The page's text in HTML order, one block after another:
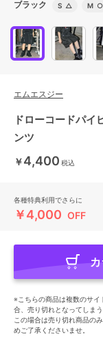
ブラック S △ M ○
エムエスジー
ドローコードパイ
ンツ
￥4,400 税込
各種特典利用でさらに
￥4,000 OFF
カ
※こちらの商品は複数のサ
合、売り切れとなってしまう
この場合は売り切れ商品の
めご了承くださいませ。